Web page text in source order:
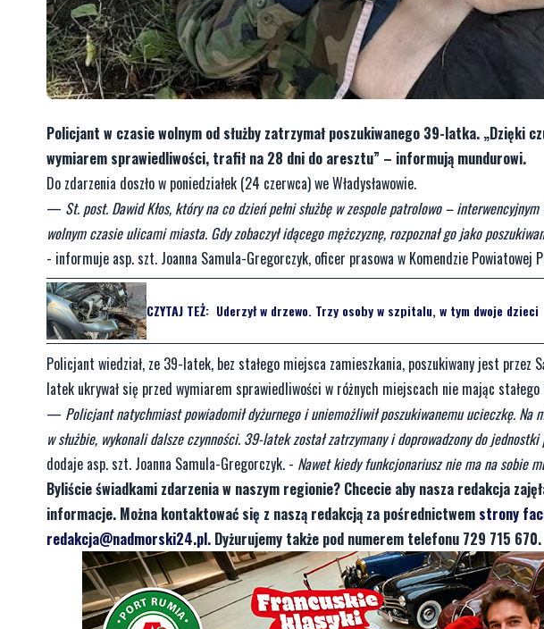
Policjant w czasie wolnym od służby zatrzymał poszukiwanego 39-latka. „Dzięki
wymiarem sprawiedliwości, trafił na 28 dni do aresztu” – informują mundurowi.
Do zdarzenia doszło w poniedziałek (24 czerwca) we Władysławowie.
— St. post. Dawid Kłos, który na co dzień pełni służbę w zespole patrolowo –
wolnym czasie ulicami miasta. Gdy zobaczył idącego mężczyznę, rozpoznał go jako
- informuje asp. szt. Joanna Samula-Gregorczyk, oficer prasowa w Komendzie Powiatowej
CZYTAJ TEŻ: Uderzył w drzewo. Trzy osoby w szpitalu, w tym dwoje dzieci
Policjant wiedział, ze 39-latek, bez stałego miejsca zamieszkania, poszukiwany jest
latek ukrywał się przed wymiarem sprawiedliwości w różnych miejscach nie mając
— Policjant natychmiast powiadomił dyżurnego i uniemożliwił poszukiwanemu ucieczkę. Na
w służbie, wykonali dalsze czynności. 39-latek został zatrzymany i doprowadzony do
dodaje asp. szt. Joanna Samula-Gregorczyk. - Nawet kiedy funkcjonariusz nie ma na sobie
Byliście świadkami zdarzenia w naszym regionie? Chcecie aby nasza redakcja
informacje. Można kontaktować się z naszą redakcją za pośrednictwem strony
redakcja@nadmorski24.pl. Dyżurujemy także pod numerem telefonu 729 715 670.